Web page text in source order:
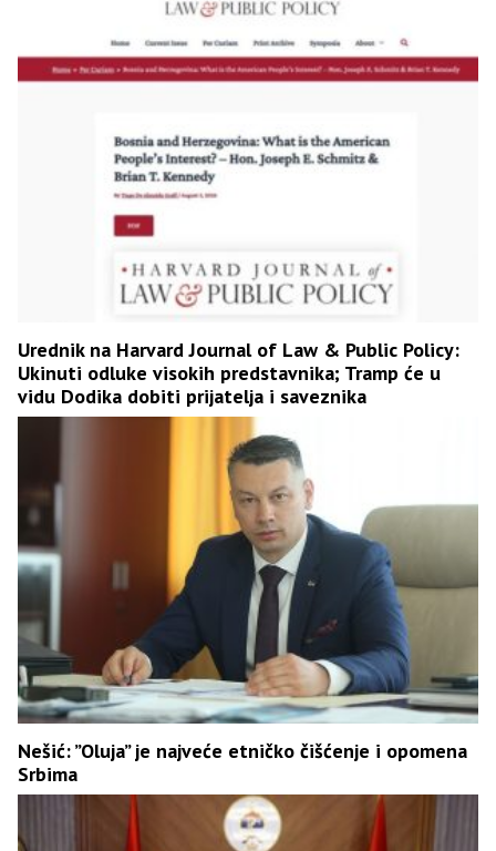
Urednik na Harvard Journal of Law & Public Policy:
Ukinuti odluke visokih predstavnika; Tramp će u
vidu Dodika dobiti prijatelja i saveznika
Nešić: ”Oluja” je najveće etničko čišćenje i opomena
Srbima